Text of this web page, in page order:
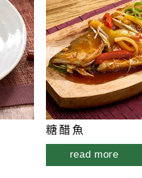
糖醋魚
read more